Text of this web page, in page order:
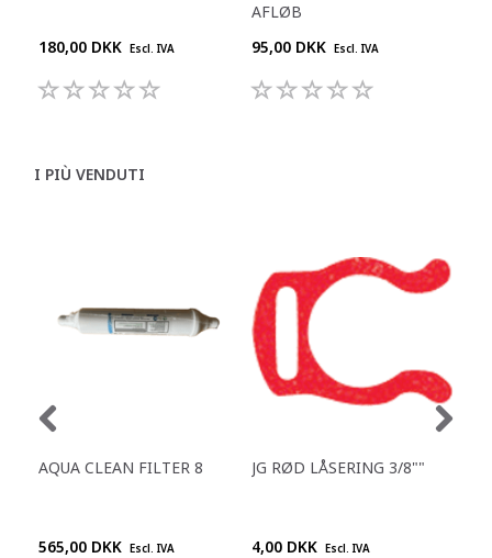
180,00 DKK Escl. IVA
AFLØB
95,00 DKK Escl. IVA
I PIÙ VENDUTI
AQUA CLEAN FILTER 8
565,00 DKK Escl. IVA
JG RØD LÅSERING 3/8""
4,00 DKK Escl. IVA